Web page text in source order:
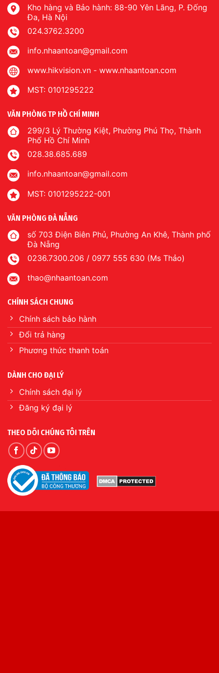
Kho hàng và Bảo hành: 88-90 Yên Lãng, P. Đống
Đa, Hà Nội
024.3762.3200
info.nhaantoan@gmail.com
www.hikvision.vn - www.nhaantoan.com
MST: 0101295222
VĂN PHÒNG TP HỒ CHÍ MINH
299/3 Lý Thường Kiệt, Phường Phú Thọ, Thành
Phố Hồ Chí Minh
028.38.685.689
info.nhaantoan@gmail.com
MST: 0101295222-001
VĂN PHÒNG ĐÀ NẴNG
số 703 Điện Biên Phủ, Phường An Khê, Thành phố
Đà Nẵng
0236.7300.206 / 0977 555 630 (Ms Thảo)
thao@nhaantoan.com
CHÍNH SÁCH CHUNG
Chính sách bảo hành
Đổi trả hàng
Phương thức thanh toán
DÀNH CHO ĐẠI LÝ
Chính sách đại lý
Đăng ký đại lý
THEO DÕI CHÚNG TÔI TRÊN